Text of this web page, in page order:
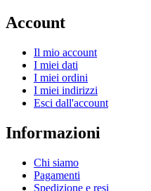
Account
Il mio account
I miei dati
I miei ordini
I miei indirizzi
Esci dall'account
Informazioni
Chi siamo
Pagamenti
Spedizione e resi